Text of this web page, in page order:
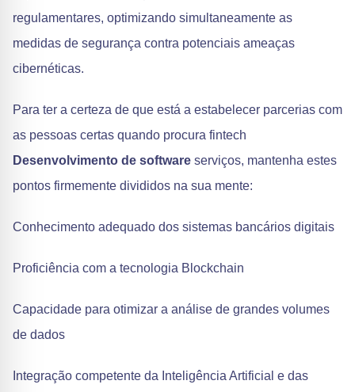
regulamentares, optimizando simultaneamente as
medidas de segurança contra potenciais ameaças
cibernéticas.
Para ter a certeza de que está a estabelecer parcerias com
as pessoas certas quando procura fintech
Desenvolvimento de software serviços, mantenha estes
pontos firmemente divididos na sua mente:
Conhecimento adequado dos sistemas bancários digitais
Proficiência com a tecnologia Blockchain
Capacidade para otimizar a análise de grandes volumes
de dados
Integração competente da Inteligência Artificial e das